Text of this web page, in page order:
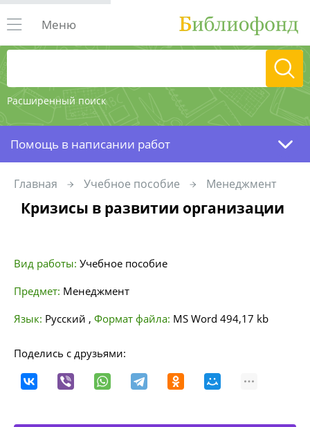
Расширенный поиск
Меню
Помощь в написании работ
Главная Учебное пособие Менеджмент
Кризисы в развитии организации
Вид работы: Учебное пособие
Предмет: Менеджмент
Язык: Русский , Формат файла: MS Word 494,17 kb
Поделись с друзьями: